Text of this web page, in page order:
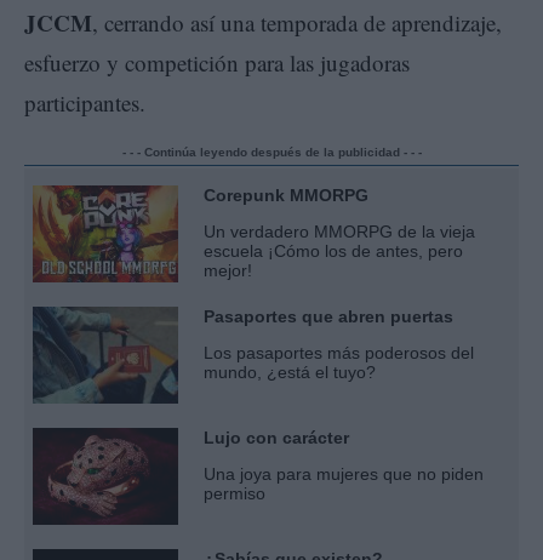
JCCM, cerrando así una temporada de aprendizaje,
esfuerzo y competición para las jugadoras
participantes.
- - - Continúa leyendo después de la publicidad - - -
Corepunk MMORPG
Un verdadero MMORPG de la vieja
escuela ¡Cómo los de antes, pero
mejor!
Pasaportes que abren puertas
Los pasaportes más poderosos del
mundo, ¿está el tuyo?
Lujo con carácter
Una joya para mujeres que no piden
permiso